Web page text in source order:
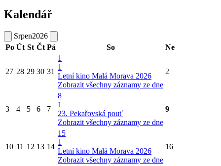
Kalendář
Srpen2026
Po Út St Čt Pá So Ne
27 28 29 30 31
1
1
Letní kino Malá Morava 2026
Zobrazit všechny záznamy ze dne
2
3 4 5 6 7
8
1
23. Pekařovská pouť
Zobrazit všechny záznamy ze dne
9
10 11 12 13 14
15
1
Letní kino Malá Morava 2026
Zobrazit všechny záznamy ze dne
16